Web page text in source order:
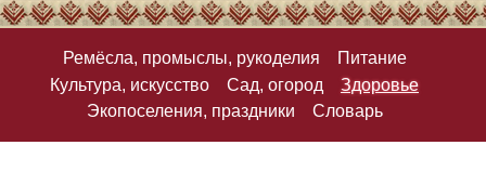
Ремёсла, промыслы, рукоделия
Питание
Культура, искусство
Сад, огород
Здоровье
Экопоселения, праздники
Словарь